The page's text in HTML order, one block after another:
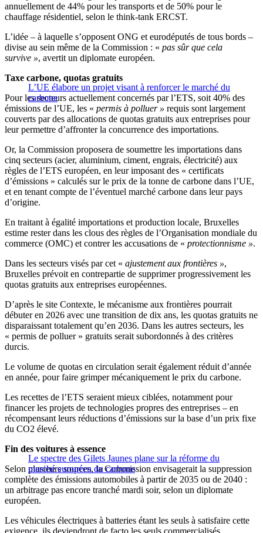
annuellement de 44% pour les transports et de 50% pour le
chauffage résidentiel, selon le think-tank ERCST.
L’idée – à laquelle s’opposent ONG et eurodéputés de tous bords –
divise au sein même de la Commission : « pas sûr que cela
survive », avertit un diplomate européen.
L’UE élabore un projet visant à renforcer le marché du
carbone
Taxe carbone, quotas gratuits
Pour les secteurs actuellement concernés par l’ETS, soit 40% des
émissions de l’UE, les « permis à polluer » requis sont largement
couverts par des allocations de quotas gratuits aux entreprises pour
leur permettre d’affronter la concurrence des importations.
Or, la Commission proposera de soumettre les importations dans
cinq secteurs (acier, aluminium, ciment, engrais, électricité) aux
règles de l’ETS européen, en leur imposant des « certificats
d’émissions » calculés sur le prix de la tonne de carbone dans l’UE,
et en tenant compte de l’éventuel marché carbone dans leur pays
d’origine.
En traitant à égalité importations et production locale, Bruxelles
estime rester dans les clous des règles de l’Organisation mondiale du
commerce (OMC) et contrer les accusations de « protectionnisme ».
Dans les secteurs visés par cet « ajustement aux frontières »,
Bruxelles prévoit en contrepartie de supprimer progressivement les
quotas gratuits aux entreprises européennes.
D’après le site Contexte, le mécanisme aux frontières pourrait
débuter en 2026 avec une transition de dix ans, les quotas gratuits ne
disparaissant totalement qu’en 2036. Dans les autres secteurs, les
« permis de polluer » gratuits serait subordonnés à des critères
durcis.
Le volume de quotas en circulation serait également réduit d’année
en année, pour faire grimper mécaniquement le prix du carbone.
Les recettes de l’ETS seraient mieux ciblées, notamment pour
financer les projets de technologies propres des entreprises – en
récompensant leurs réductions d’émissions sur la base d’un prix fixe
du CO2 élevé.
Le spectre des Gilets Jaunes plane sur la réforme du
marché européen du carbone
Fin des voitures à essence
Selon plusieurs sources, la Commission envisagerait la suppression
complète des émissions automobiles à partir de 2035 ou de 2040 :
un arbitrage pas encore tranché mardi soir, selon un diplomate
européen.
Les véhicules électriques à batteries étant les seuls à satisfaire cette